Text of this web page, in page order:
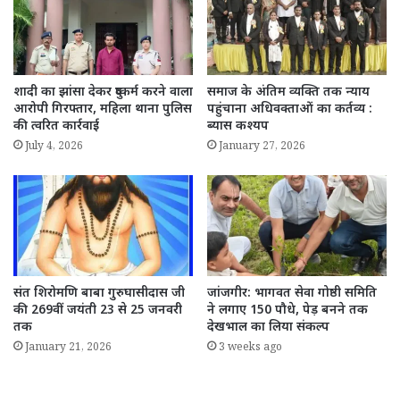
शादी का झांसा देकर दुष्कर्म करने वाला
आरोपी गिरफ्तार, महिला थाना पुलिस
की त्वरित कार्रवाई
July 4, 2026
समाज के अंतिम व्यक्ति तक न्याय
पहुंचाना अधिवक्ताओं का कर्तव्य :
ब्यास कश्यप
January 27, 2026
संत शिरोमणि बाबा गुरुघासीदास जी
की 269वीं जयंती 23 से 25 जनवरी
तक
January 21, 2026
जांजगीर: भागवत सेवा गोष्ठी समिति
ने लगाए 150 पौधे, पेड़ बनने तक
देखभाल का लिया संकल्प
3 weeks ago